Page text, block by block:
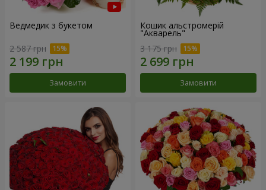
Ведмедик з букетом
2 587 грн
Замовити
Кошик альстромерій
"Акварель"
3 175 грн
Замовити